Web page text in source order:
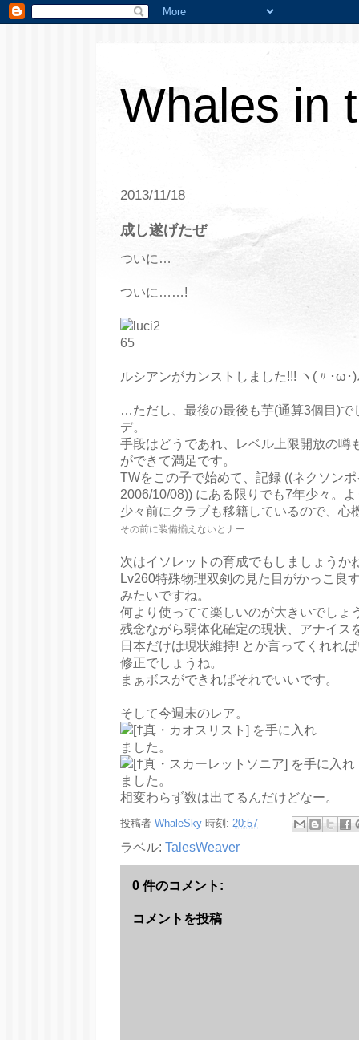
Whales in
2013/11/18
成し遂げたぜ
ついに…
ついに……!
ルシアンがカンストしました!!! ヽ(〃･ω･
…ただし、最後の最後も芋(通算3個目)で
デ。
手段はどうであれ、レベル上限開放の噂
ができて満足です。
TWをこの子で始めて、記録 ((ネクソン
2006/10/08)) にある限りでも7年少々。
少々前にクラブも移籍しているので、心
その前に装備揃えないとナー
次はイソレットの育成でもしましょうか
Lv260特殊物理双剣の見た目がかっこ良
みたいですね。
何より使ってて楽しいのが大きいでしょ
残念ながら弱体化確定の現状、アナイス
日本だけは現状維持! とか言ってくれれ
修正でしょうね。
まぁボスができればそれでいいです。
そして今週末のレア。
相変わらず数は出てるんだけどなー。
投稿者 WhaleSky 時刻: 20:57
ラベル: TalesWeaver
0 件のコメント:
コメントを投稿